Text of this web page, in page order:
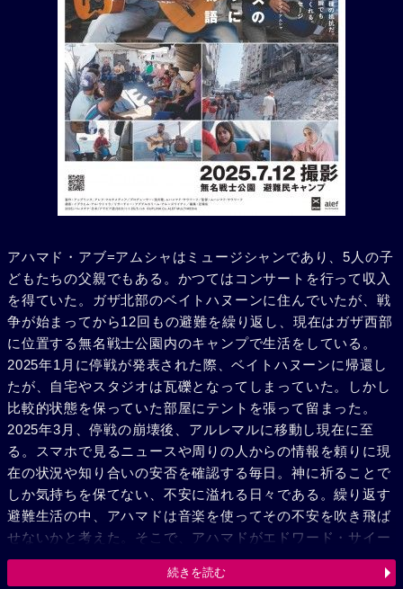
アハマド・アブ=アムシャはミュージシャンであり、5人の子
どもたちの父親でもある。かつてはコンサートを行って収入
を得ていた。ガザ北部のベイトハヌーンに住んでいたが、戦
争が始まってから12回もの避難を繰り返し、現在はガザ西部
に位置する無名戦士公園内のキャンプで生活をしている。
2025年1月に停戦が発表された際、ベイトハヌーンに帰還し
たが、自宅やスタジオは瓦礫となってしまっていた。しかし
比較的状態を保っていた部屋にテントを張って留まった。
2025年3月、停戦の崩壊後、アルレマルに移動し現在に至
る。スマホで見るニュースや周りの人からの情報を頼りに現
在の状況や知り合いの安否を確認する毎日。神に祈ることで
しか気持ちを保てない、不安に溢れる日々である。繰り返す
避難生活の中、アハマドは音楽を使ってその不安を吹き飛ば
せないかと考えた。そこで、アハマドがエドワード・サイー
ド音楽院で共に働いていた音楽家と協力し、子どもたちに楽
器や歌を教える活動を始めた。戦争への不安で押しつぶされ
続きを読む